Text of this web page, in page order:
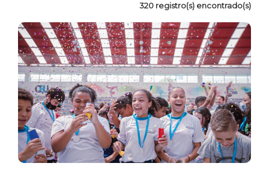
320 registro(s) encontrado(s)